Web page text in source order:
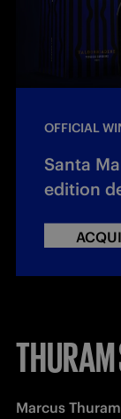
OFFICIAL
Santa
edition
Marcus